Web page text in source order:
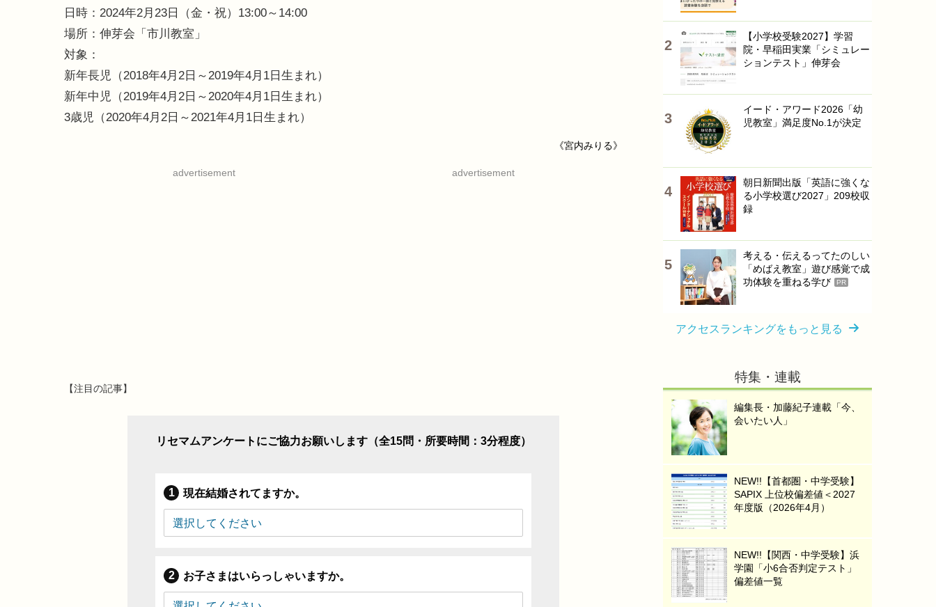
日時：2024年2月23日（金・祝）13:00～14:00
場所：伸芽会「市川教室」
対象：
新年長児（2018年4月2日～2019年4月1日生まれ）
新年中児（2019年4月2日～2020年4月1日生まれ）
3歳児（2020年4月2日～2021年4月1日生まれ）
《宮内みりる》
advertisement advertisement
【注目の記事】
リセマムアンケートにご協力お願いします（全15問・所要時間：3分程度）
現在結婚されてますか。
お子さまはいらっしゃいますか。
【小学校受験2027】学習
院・早稲田実業「シミュレー
ションテスト」伸芽会
イード・アワード2026「幼
児教室」満足度No.1が決定
朝日新聞出版「英語に強くな
る小学校選び2027」209校収
録
考える・伝えるってたのしい
「めばえ教室」遊び感覚で成
功体験を重ねる学び
PR
アクセスランキングをもっと見る
特集・連載
編集長・加藤紀子連載「今、
会いたい人」
NEW!!【首都圏・中学受験】
SAPIX 上位校偏差値＜2027
年度版（2026年4月）
NEW!!【関西・中学受験】浜
学園「小6合否判定テスト」
偏差値一覧